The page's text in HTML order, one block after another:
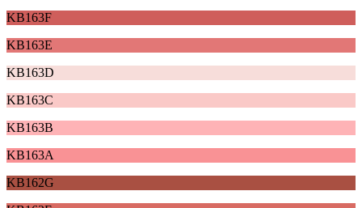
KB163F
KB163E
KB163D
KB163C
KB163B
KB163A
KB162G